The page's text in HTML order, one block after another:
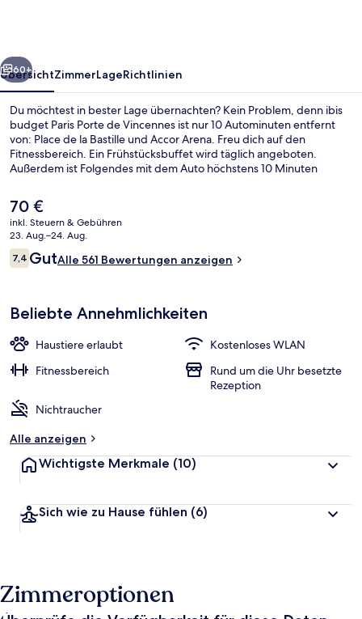
Weiter
60+
ÜbersichtZimmerLageRichtlinien
Du möchtest in bester Lage übernachten? Kein Problem, denn ibis
budget Paris Porte de Vincennes ist nur 10 Autominuten entfernt
von: Place de la Bastille und Accor Arena. Freu dich auf den
Fitnessbereich. Ein Frühstücksbuffet wird täglich angeboten.
Außerdem ist Folgendes mit dem Auto höchstens 10 Minuten
Verkehrsmittel sind nur einen kurzen Fußmarsch entfernt: Zur
Metrostation Saint-Mandé sind es 8 Minuten und zur U-Bahn-
Station Porte de Vincennes 9 Minuten.
Der
aktuelle
Preis
beträgt
70 €.
70 €
inkl. Steuern & Gebühren
23. Aug.–24. Aug.
Bewertungen
7,47,4 von 10.
GutAlle 561 Bewertungen anzeigen
Beliebte Annehmlichkeiten
Haustiere erlaubt
Kostenloses WLAN
Fitnessbereich
Rund um die Uhr besetzte
Rezeption
Nichtraucher
Alle anzeigen
Wichtigste Merkmale (10)
Sich wie zu Hause fühlen (6)
Zimmeroptionen